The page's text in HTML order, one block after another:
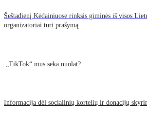
Šeštadienį Kėdainiuose rinksis giminės iš visos
organizatoriai turi prašymą
„TikTok“ mus seka nuolat?
Informacija dėl socialinių kortelių ir donacijų